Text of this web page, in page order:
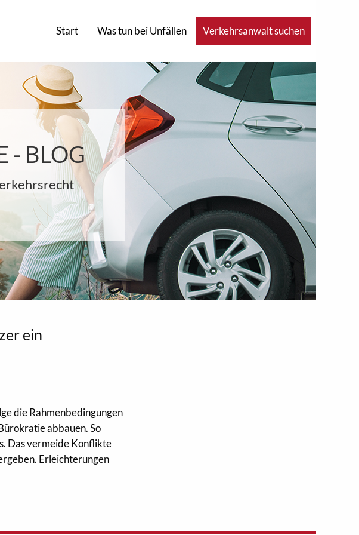
Start Was tun bei Unfällen Verkehrsanwalt suchen
- BLOG
ein
die Rahmenbedingungen
abbauen. So
Das vermeide Konflikte
Erleichterungen